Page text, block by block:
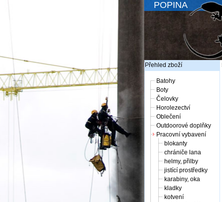
POPINA
Přehled zboží
Batohy
Boty
Čelovky
Horolezectví
Oblečení
Outdoorové doplňky
Pracovní vybavení
blokanty
chrániče lana
helmy, přilby
jistící prostředky
karabiny, oka
kladky
kotvení